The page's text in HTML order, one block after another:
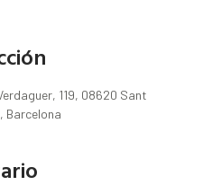
119, 08620 Sant
Barcelona